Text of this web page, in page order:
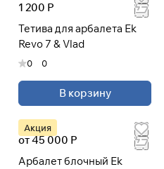
1 200 Р
Тетива для арбалета Ek
Revo 7 & Vlad
0 0
В корзину
Акция
от 45 000 Р
Арбалет блочный Ek